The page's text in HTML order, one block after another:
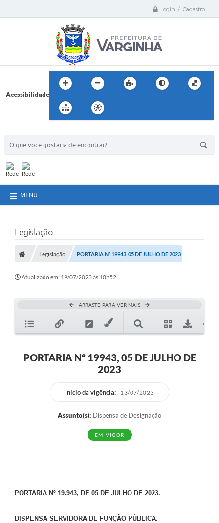
Login / Cadastro
Acessibilidade
MENU
Legislação
Legislação PORTARIA Nº 19943, 05 DE JULHO DE 2023
Atualizado em: 19/07/2023 às 10h52
ARRASTE PARA VER MAIS
PORTARIA Nº 19943, 05 DE JULHO DE
2023
Início da vigência: 13/07/2023
Assunto(s): Dispensa de Designação
EM VIGOR
PORTARIA Nº 19.943, DE 05 DE JULHO DE 2023.
DISPENSA SERVIDORA DE FUNÇÃO PÚBLICA.